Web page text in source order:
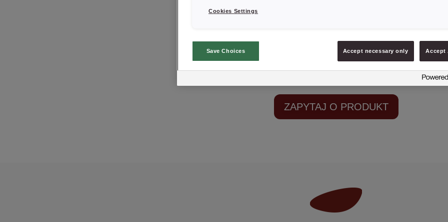
ZAPYTAJ O PRODUKT
Cookies Settings
Save Choices Accept necessary only Accept